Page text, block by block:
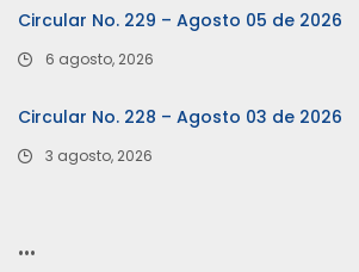
Circular No. 229 – Agosto 05 de 2026
6 agosto, 2026
Circular No. 228 – Agosto 03 de 2026
3 agosto, 2026
…